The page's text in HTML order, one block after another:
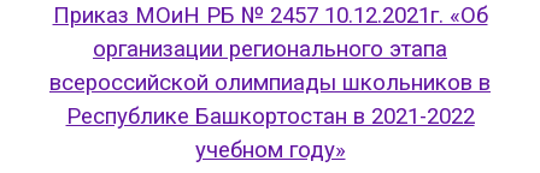
Приказ МОиН РБ № 2457 10.12.2021г. «Об
организации регионального этапа
всероссийской олимпиады школьников в
Республике Башкортостан в 2021-2022
учебном году»